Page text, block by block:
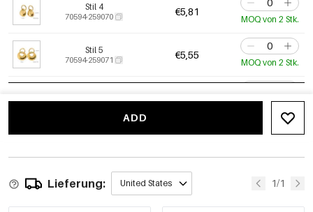
Stil 4
70594-259070 €5,81
MOQ von 2 Stk.
Stil 5
70594-259071 €5,55
MOQ von 2 Stk.
70594-259072 MOQ von 2 Stk.
ADD
Lieferung: United States 1/1